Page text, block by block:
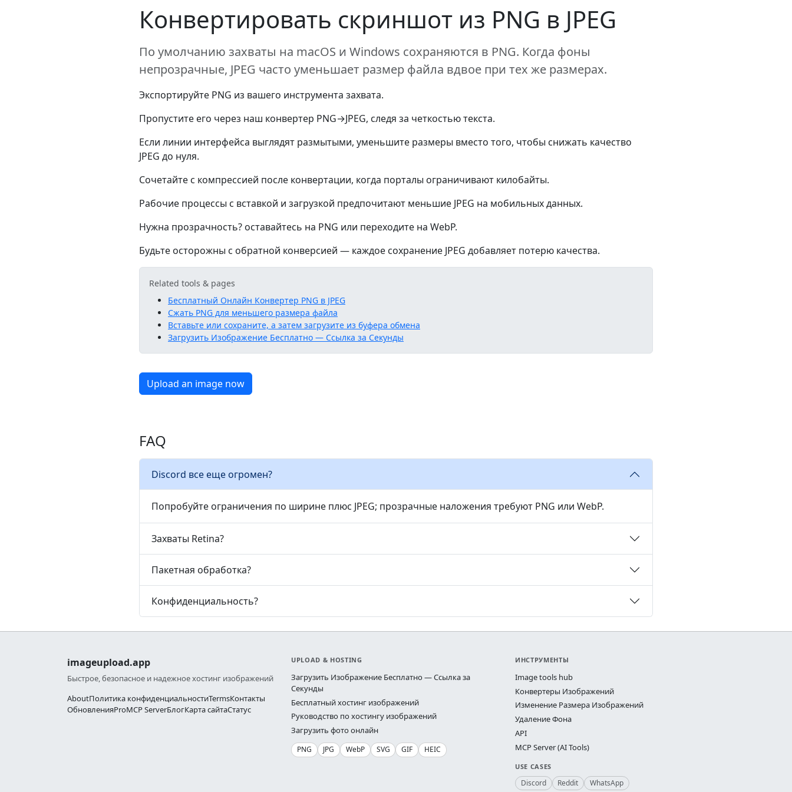
Конвертировать скриншот из PNG в JPEG
По умолчанию захваты на macOS и Windows сохраняются в PNG. Когда фоны
непрозрачные, JPEG часто уменьшает размер файла вдвое при тех же размерах.
Экспортируйте PNG из вашего инструмента захвата.
Пропустите его через наш конвертер PNG→JPEG, следя за четкостью текста.
Если линии интерфейса выглядят размытыми, уменьшите размеры вместо того, чтобы снижать качество
JPEG до нуля.
Сочетайте с компрессией после конвертации, когда порталы ограничивают килобайты.
Рабочие процессы с вставкой и загрузкой предпочитают меньшие JPEG на мобильных данных.
Нужна прозрачность? оставайтесь на PNG или переходите на WebP.
Будьте осторожны с обратной конверсией — каждое сохранение JPEG добавляет потерю качества.
Related tools & pages
Бесплатный Онлайн Конвертер PNG в JPEG
Сжать PNG для меньшего размера файла
Вставьте или сохраните, а затем загрузите из буфера обмена
Загрузить Изображение Бесплатно — Ссылка за Секунды
Upload an image now
FAQ
Discord все еще огромен?
Попробуйте ограничения по ширине плюс JPEG; прозрачные наложения требуют PNG или WebP.
Захваты Retina?
Пакетная обработка?
Конфиденциальность?
imageupload.app
Быстрое, безопасное и надежное хостинг изображений
AboutПолитика конфиденциальностиTermsКонтакты
ОбновленияProMCP ServerБлогКарта сайтаСтатус
UPLOAD & HOSTING
Загрузить Изображение Бесплатно — Ссылка за
Секунды
Бесплатный хостинг изображений
Руководство по хостингу изображений
Загрузить фото онлайн
PNG JPG WebP SVG GIF HEIC
ИНСТРУМЕНТЫ
Image tools hub
Конвертеры Изображений
Изменение Размера Изображений
Удаление Фона
API
MCP Server (AI Tools)
USE CASES
Discord Reddit WhatsApp